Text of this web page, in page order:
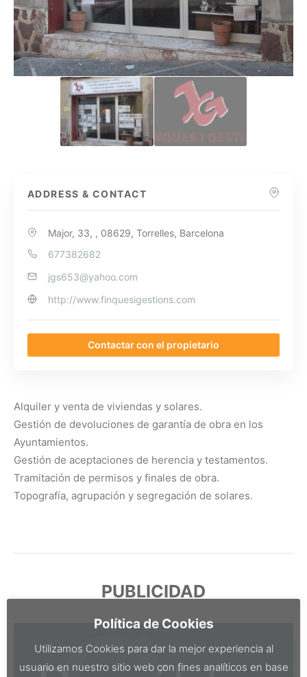
ADDRESS & CONTACT
Major, 33, , 08629, Torrelles, Barcelona
677382682
jgs653@yahoo.com
http://www.finquesigestions.com
Contactar con el propietario
Alquiler y venta de viviendas y solares.
Gestión de devoluciones de garantía de obra en los
Ayuntamientos.
Gestión de aceptaciones de herencia y testamentos.
Tramitación de permisos y finales de obra.
Topografía, agrupación y segregación de solares.
PUBLICIDAD
Política de Cookies
Utilizamos Cookies para dar la mejor experiencia al
usuario en nuestro sitio web con fines analíticos en base